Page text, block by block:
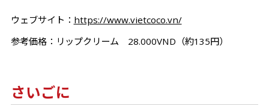
ウェブサイト： https://www.vietcoco.vn/
参考価格：リップクリーム 28.000VND（約135円）
さいごに